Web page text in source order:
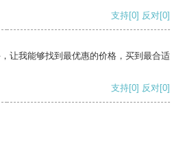
支持[0] 反对[0]
让我能够找到最优惠的价格，买到最合适
支持[0] 反对[0]